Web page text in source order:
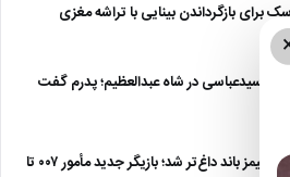
برای بازگرداندن بینایی با تراشه مغزی
داود سیدعباسی در شاه عبدالعظیم؛ پدرم گفت
رقابت برای نقش جیمز باند داغ‌تر شد؛ بازیگر جدید مأمور ۰۰۷ تا